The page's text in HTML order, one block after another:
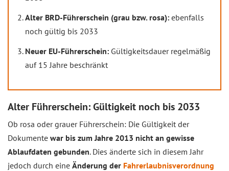
Alter BRD-Führerschein (grau bzw. rosa): ebenfalls
noch gültig bis 2033
Neuer EU-Führerschein: Gültigkeitsdauer regelmäßig
auf 15 Jahre beschränkt
Alter Führerschein: Gültigkeit noch bis 2033
Ob rosa oder grauer Führerschein: Die Gültigkeit der
Dokumente war bis zum Jahre 2013 nicht an gewisse
Ablaufdaten gebunden. Dies änderte sich in diesem Jahr
jedoch durch eine Änderung der Fahrerlaubnisverordnung